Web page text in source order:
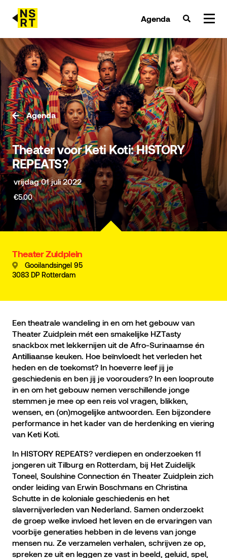
Agenda
agenda & tickets
nieuws
team
over NSRT
partners
Theater voor Keti Koti: HISTORY
REPEATS?
vrijdag 01 juli 2022
€5.00
Agenda
Theater Zuidplein
Gooilandsingel 95
3083 DP Rotterdam
Een theatrale wandeling in en om het gebouw van
Theater Zuidplein mét een smakelijke HZTasty
snackbox met lekkernijen uit de Afro-Surinaamse én
Antilliaanse keuken. Hoe beïnvloedt het verleden het
heden en de toekomst? In hoeverre leef jij je
geschiedenis en ben jij je voorouders? In een looproute
in en om het gebouw nemen verschillende jonge
stemmen je mee op een reis vol vragen, blikken,
wensen, en (on)mogelijke antwoorden. Een bijzondere
performance in het kader van de herdenking en viering
van Keti Koti.
In HISTORY REPEATS? verdiepen en onderzoeken 11
jongeren uit Tilburg en Rotterdam, bij Het Zuidelijk
Toneel, Soulshine Connection én Theater Zuidplein zich
onder leiding van Erwin Boschmans en Christina
Schutte in de koloniale geschiedenis en het
slavernijverleden van Nederland. Samen onderzoekt
de groep welke invloed het leven en de ervaringen van
voorbije generaties hebben in de levens van jonge
mensen nu. Ze verzamelen verhalen, schrijven ze op,
spreken ze uit en leggen ze vast in beeld, geluid, spel,